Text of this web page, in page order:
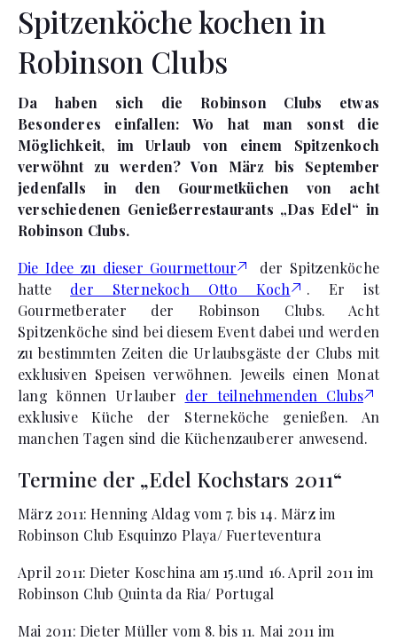
Spitzenköche kochen in
Robinson Clubs
Da haben sich die Robinson Clubs etwas
Besonderes einfallen: Wo hat man sonst die
Möglichkeit, im Urlaub von einem Spitzenkoch
verwöhnt zu werden? Von März bis September
jedenfalls in den Gourmetküchen von acht
verschiedenen Genießerrestaurants „Das Edel“ in
Robinson Clubs.
Die Idee zu dieser Gourmettour
der Spitzenköche
hatte der Sternekoch Otto Koch
. Er ist
Gourmetberater der Robinson Clubs. Acht
Spitzenköche sind bei diesem Event dabei und werden
zu bestimmten Zeiten die Urlaubsgäste der Clubs mit
exklusiven Speisen verwöhnen. Jeweils einen Monat
lang können Urlauber der teilnehmenden Clubs
exklusive Küche der Sterneköche genießen. An
manchen Tagen sind die Küchenzauberer anwesend.
Termine der „Edel Kochstars 2011“
März 2011: Henning Aldag vom 7. bis 14. März im
Robinson Club Esquinzo Playa/ Fuerteventura
April 2011: Dieter Koschina am 15.und 16. April 2011 im
Robinson Club Quinta da Ria/ Portugal
Mai 2011: Dieter Müller vom 8. bis 11. Mai 2011 im